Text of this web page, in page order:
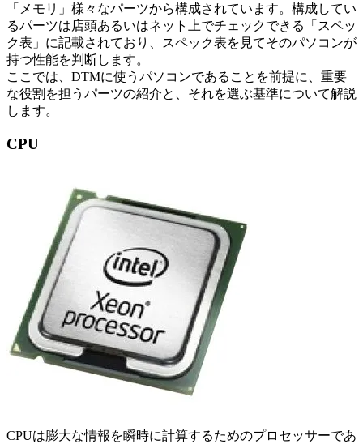
「メモリ」様々なパーツから構成されています。構成してい
るパーツは店頭あるいはネット上でチェックできる「スペッ
ク表」に記載されており、スペック表を見てそのパソコンが
持つ性能を判断します。
ここでは、DTMに使うパソコンであることを前提に、重要
な役割を担うパーツの紹介と、それを選ぶ基準について解説
します。
CPU
CPUは膨大な情報を瞬時に計算するためのプロセッサーであ